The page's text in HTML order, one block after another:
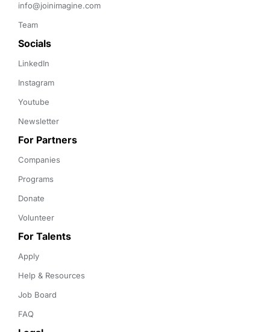
info@joinimagine.com
Team
Socials
LinkedIn
Instagram
Youtube
Newsletter
For Partners
Companies
Programs
Donate
Volunteer
For Talents
Apply
Help & Resources
Job Board
FAQ